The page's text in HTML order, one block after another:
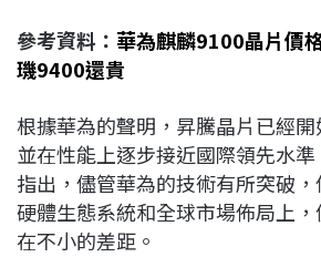
參考資料： 華為麒麟9100晶片價
璣9400還貴
根據華為的聲明，昇騰晶片已經開
並在性能上逐步接近國際領先水
指出，儘管華為的技術有所突破
硬體生態系統和全球市場佈局上
在不小的差距。